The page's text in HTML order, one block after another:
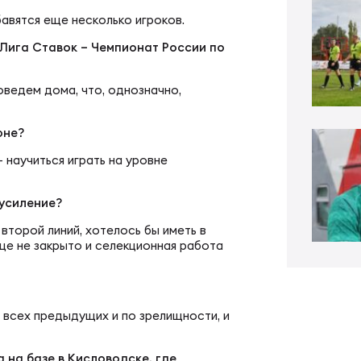
ФРЛ-7
России по регби-7
проведения соревнований
регби
коллегия судей
еще несколько игроков.
Ставок – Чемпионат России по
дома, что, однозначно,
играть на уровне
линий, хотелось бы иметь в
не закрыто и селекционная работа
предыдущих и по зрелищности, и